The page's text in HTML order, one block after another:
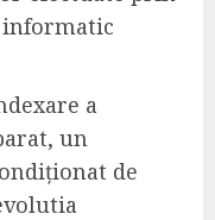
a
un
de